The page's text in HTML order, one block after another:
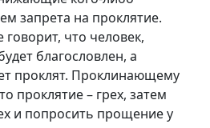
запрета на проклятие.
что человек,
благословлен, а
проклят. Проклинающему
проклятие – грех, затем
и попросить прощение у
Дмитрий Булатов, Елена
Солдатова, Милена
Закаменных, Егор Суслов
Дмитрий Булатов,